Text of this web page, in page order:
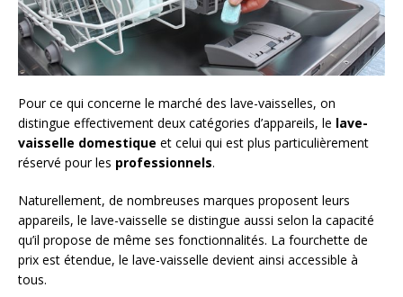
Pour ce qui concerne le marché des lave-vaisselles, on
distingue effectivement deux catégories d’appareils, le lave-
vaisselle domestique et celui qui est plus particulièrement
réservé pour les professionnels.
Naturellement, de nombreuses marques proposent leurs
appareils, le lave-vaisselle se distingue aussi selon la capacité
qu’il propose de même ses fonctionnalités. La fourchette de
prix est étendue, le lave-vaisselle devient ainsi accessible à
tous.